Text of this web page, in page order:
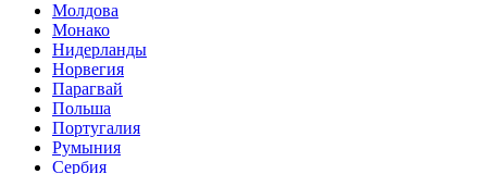
Молдова
Монако
Нидерланды
Норвегия
Парагвай
Польша
Португалия
Румыния
Сербия